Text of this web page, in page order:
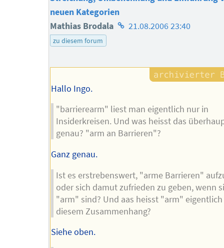
neuen Kategorien
Mathias Brodala Homepage
21.08.2006 23:40
zu diesem forum
Hallo Ingo.
"barrierearm" liest man eigentlich nur in
Insiderkreisen. Und was heisst das
genau? "arm an Barrieren"?
Ganz genau.
Ist es erstrebenswert, "arme Barrieren"
oder sich damut zufrieden zu geben, wenn
"arm" sind? Und aas heisst "arm"
diesem Zusammenhang?
Siehe oben.